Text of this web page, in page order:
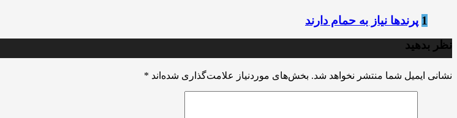
1 پرندها نیاز به حمام دارند
نظر بدهید
نشانی ایمیل شما منتشر نخواهد شد. بخش‌های موردنیاز علامت‌گذاری شده‌اند *